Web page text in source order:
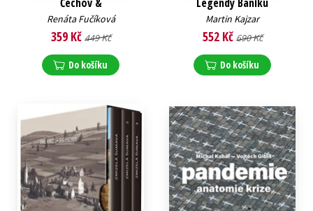
Renáta Fučíková
359 Kč 449 Kč
Do košíku
Martin Kajzar
552 Kč 690 Kč
Do košíku